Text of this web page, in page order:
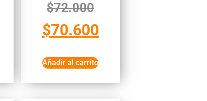
$72.000
$70.600
Añadir al carrito